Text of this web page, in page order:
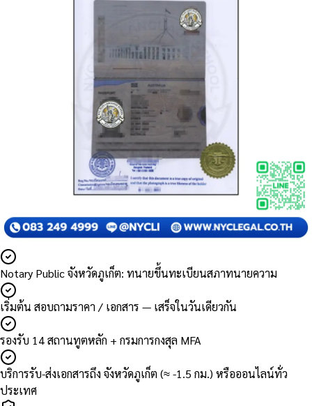
Notary Public จังหวัดภูเก็ต: ทนายขึ้นทะเบียนสภาทนายความ
เริ่มต้น สอบถามราคา / เอกสาร — เสร็จในวันเดียวกัน
รองรับ 14 สถานทูตหลัก + กรมการกงสุล MFA
บริการรับ-ส่งเอกสารถึง จังหวัดภูเก็ต (≈ -1.5 กม.) หรือออนไลน์ทั่ว
ประเทศ